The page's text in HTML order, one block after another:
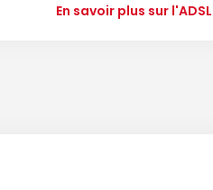
En savoir plus sur l'ADSL